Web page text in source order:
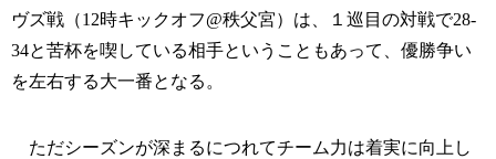
ヴズ戦（12時キックオフ@秩父宮）は、１巡目の対戦で28-
34と苦杯を喫している相手ということもあって、優勝争い
を左右する大一番となる。
ただシーズンが深まるにつれてチーム力は着実に向上し